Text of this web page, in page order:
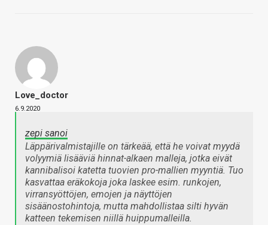
Love_doctor
6.9.2020
zepi sanoi
Läppärivalmistajille on tärkeää, että he voivat myydä
volyymiä lisääviä hinnat-alkaen malleja, jotka eivät
kannibalisoi katetta tuovien pro-mallien myyntiä. Tuo
kasvattaa eräkokoja joka laskee esim. runkojen,
virransyöttöjen, emojen ja näyttöjen
sisäänostohintoja, mutta mahdollistaa silti hyvän
katteen tekemisen niillä huippumalleilla.